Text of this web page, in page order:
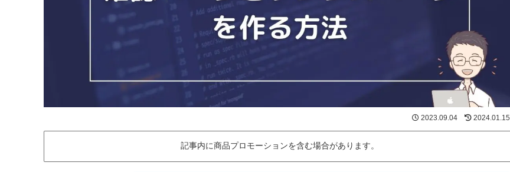
2023.09.04 2024.01.15
記事内に商品プロモーションを含む場合があります。